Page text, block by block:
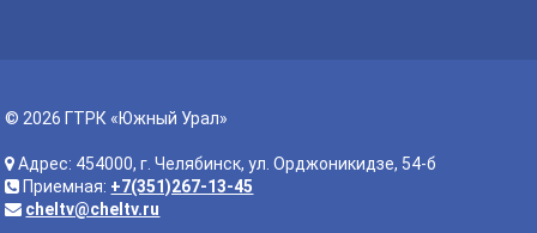
© 2026 ГТРК «Южный Урал»
Адрес: 454000, г. Челябинск, ул. Орджоникидзе, 54-б
Приемная: +7(351)267-13-45
cheltv@cheltv.ru